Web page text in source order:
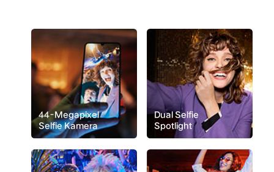
44-Megapixel
Selfie Kamera
Dual Selfie
Spotlight